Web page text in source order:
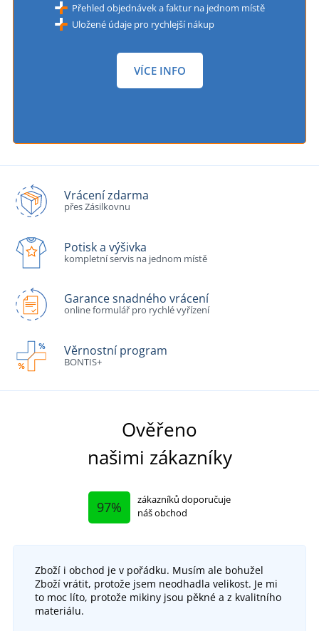
Přehled objednávek a faktur na jednom místě
Uložené údaje pro rychlejší nákup
VÍCE INFO
Vrácení zdarma
přes Zásilkovnu
Potisk a výšivka
kompletní servis na jednom místě
Garance snadného vrácení
online formulář pro rychlé vyřízení
Věrnostní program
BONTIS+
Ověřeno
našimi zákazníky
97%
zákazníků doporučuje
náš obchod
Zboží i obchod je v pořádku. Musím ale bohužel
Zboží vrátit, protože jsem neodhadla velikost. Je mi
to moc líto, protože mikiny jsou pěkné a z kvalitního
materiálu.